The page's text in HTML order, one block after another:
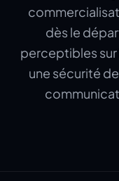
dès le
perceptibles
une sécurité